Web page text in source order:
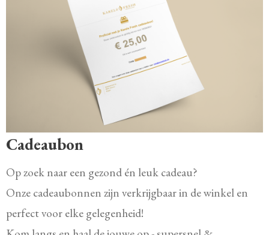
Cadeaubon
Op zoek naar een gezond én leuk cadeau?
Onze cadeaubonnen zijn verkrijgbaar in de winkel en
perfect voor elke gelegenheid!